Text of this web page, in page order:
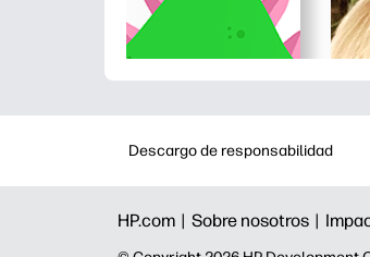
Descargo de responsabilidad
HP.com | Sobre nosotros |